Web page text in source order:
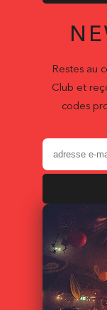
Restes au
Club et
codes